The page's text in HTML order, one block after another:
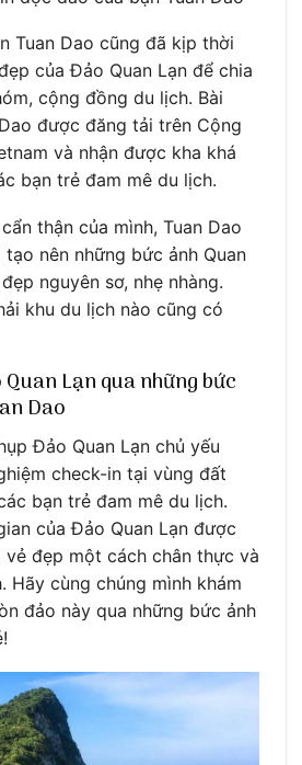
Tuan Dao cũng đã kịp thời
của Đảo Quan Lạn để chia
cộng đồng du lịch. Bài
được đăng tải trên Cộng
và nhận được kha khá
bạn trẻ đam mê du lịch.
thận của mình, Tuan Dao
nên những bức ảnh Quan
nguyên sơ, nhẹ nhàng.
khu du lịch nào cũng có
Lạn qua những bức
Dao
Đảo Quan Lạn chủ yếu
check-in tại vùng đất
bạn trẻ đam mê du lịch.
của Đảo Quan Lạn được
vẻ đẹp một cách chân thực và
Hãy cùng chúng mình khám
đảo này qua những bức ảnh